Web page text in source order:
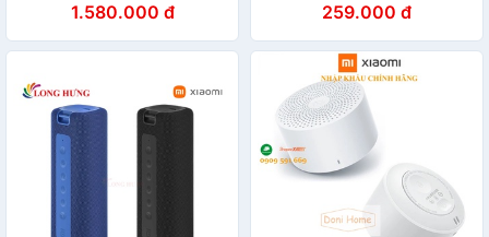
âm Thanh Nổi Khử Tiếng ồn
2500mAh
1.580.000 đ 259.000 đ